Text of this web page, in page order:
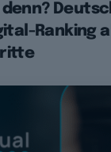
Ranking